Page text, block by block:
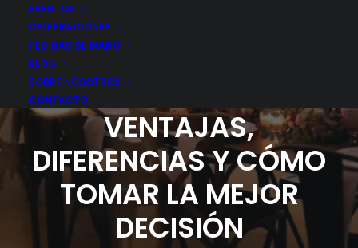
EVENTOS
CELEBRACIONES
PEDIDAS DE MANO
BLOG
SOBRE NOSOTROS
CONTACTO
ES
BODA EN LA PLAYA VS
BODA EN FINCA:
VENTAJAS,
DIFERENCIAS Y CÓMO
TOMAR LA MEJOR
DECISIÓN